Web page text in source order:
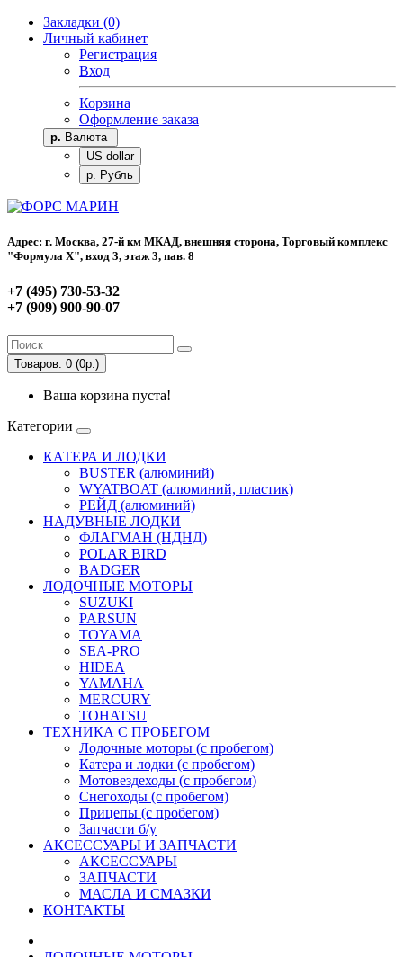
Закладки (0)
Личный кабинет
Регистрация
Вход
Корзина
Оформление заказа
р. Валюта
US dollar
р. Рубль
Адрес: г. Москва, 27-й км МКАД, внешняя сторона, Торговый комплекс
"Формула Х", вход 3, этаж 3, пав. 8
+7 (495) 730-53-32
+7 (909) 900-90-07
Товаров: 0 (0р.)
Ваша корзина пуста!
Категории
КАТЕРА И ЛОДКИ
BUSTER (алюминий)
WYATBOAT (алюминий, пластик)
РЕЙД (алюминий)
НАДУВНЫЕ ЛОДКИ
ФЛАГМАН (НДНД)
POLAR BIRD
BADGER
ЛОДОЧНЫЕ МОТОРЫ
SUZUKI
PARSUN
TOYAMA
SEA-PRO
HIDEA
YAMAHA
MERCURY
TOHATSU
ТЕХНИКА С ПРОБЕГОМ
Лодочные моторы (с пробегом)
Катера и лодки (с пробегом)
Мотовездеходы (с пробегом)
Снегоходы (с пробегом)
Прицепы (с пробегом)
Запчасти б/у
АКСЕССУАРЫ И ЗАПЧАСТИ
АКСЕССУАРЫ
ЗАПЧАСТИ
МАСЛА И СМАЗКИ
КОНТАКТЫ